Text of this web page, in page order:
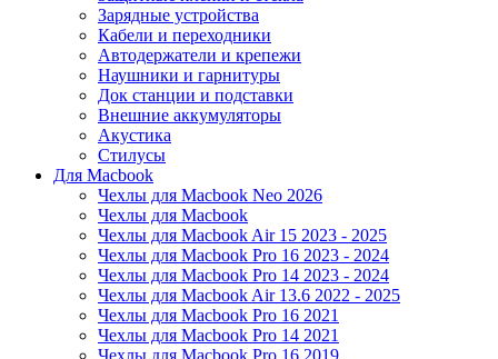
Зарядные устройства
Кабели и переходники
Автодержатели и крепежи
Наушники и гарнитуры
Док станции и подставки
Внешние аккумуляторы
Акустика
Стилусы
Для Macbook
Чехлы для Macbook Neo 2026
Чехлы для Macbook
Чехлы для Macbook Air 15 2023 - 2025
Чехлы для Macbook Pro 16 2023 - 2024
Чехлы для Macbook Pro 14 2023 - 2024
Чехлы для Macbook Air 13.6 2022 - 2025
Чехлы для Macbook Pro 16 2021
Чехлы для Macbook Pro 14 2021
Чехлы для Macbook Pro 16 2019